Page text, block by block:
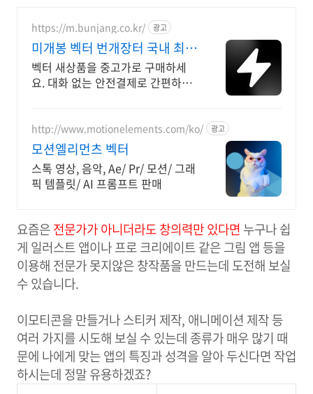
https://m.bunjang.co.kr/ 광고
미개봉 벡터 번개장터 국내 최대
브랜드 중고거래
벡터 새상품을 중고가로 구매하세
요. 대화 없는 안전결제로 간편하게!
상품 업로드
http://www.motionelements.com/ko/ 광고
모션엘리먼츠 벡터
스톡 영상, 음악, Ae/ Pr/ 모션/ 그래
픽 템플릿/ AI 프롬프트 판매
요즘은전문가가 아니더라도 창의력만 있다면 누구나 쉽
게 일러스트 앱이나 프로 크리에이트 같은 그림 앱 등을
이용해 전문가 못지않은 창작품을 만드는데 도전해 보실
수 있습니다.
이모티콘을 만들거나 스티커 제작, 애니메이션 제작 등
여러 가지를 시도해 보실 수 있는데 종류가 매우 많기 때
문에 나에게 맞는 앱의 특징과 성격을 알아 두신다면 작업
하시는데 정말 유용하겠죠?